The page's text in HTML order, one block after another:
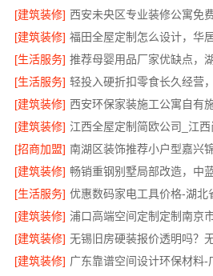
[建筑装修] 西安未央区专业装修公寓免
[建筑装修] 福田全屋定制怎么设计，华
[生活服务]
[生活服务]
[建筑装修] 西安环保家装施工公寓自
[建筑装修] 江西全屋定制简欧公司_江
[招商加盟] 南湖区装饰推荐小户型嘉兴
[建筑装修]
[生活服务]
[建筑装修] 浦口高端空间定制定制南京
[建筑装修]
[建筑装修] 广东靠谱空间设计环保材料-